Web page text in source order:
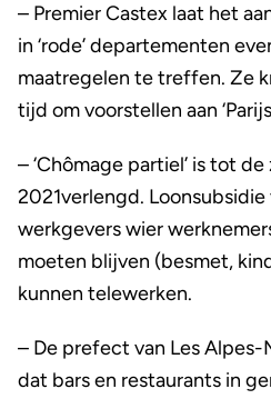
– Premier Castex laat het
in ‘rode’ departementen
maatregelen te treffen. Ze
tijd om voorstellen aan
– ‘Chômage partiel’ is tot
2021verlengd. Loonsubsidie
werkgevers wier
moeten blijven (besmet,
kunnen telewerken.
– De prefect van Les
dat bars en restaurants in